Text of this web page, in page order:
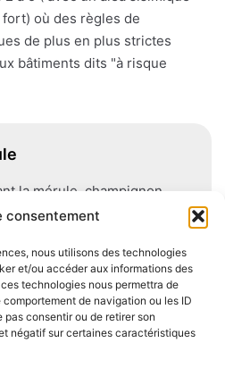
consentement
nous utilisons des technologies
et/ou accéder aux informations des
technologies nous permettra de
de navigation ou les ID
pas consentir ou de retirer son
négatif sur certaines caractéristiques
où des règles de
de plus en plus strictes
bâtiments dits "à risque
la mérule, champignon
pour la vente d'un bien
d'être particulièrement
de champignons lignivores
communes partout en
le Finistère ou à Paris.